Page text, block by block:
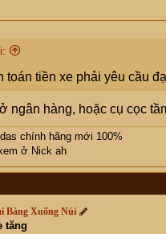
toán tiền xe phải yêu cầu
ngân hàng, hoặc cụ cọc
chính hãng mới 100%
ở Nick ah
Bàng Xuống Núi
tăng